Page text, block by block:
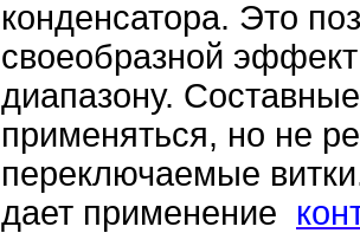
конденсатора. Это
своеобразной
диапазону.
применяться, но не
переключаемые
дает применение